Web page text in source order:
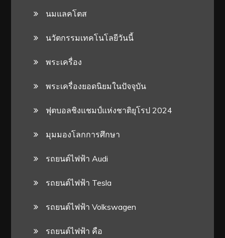
นมแลคโตส
นวัตกรรมเทคโนโลยีวันนี้
พระเครื่อง
พระเครื่องยอดนิยมในปัจจุบัน
ฟุตบอลชิงแชมป์แห่งชาติยุโรป 2024
มุมมองโลกการศึกษา
รถยนต์ไฟฟ้า Audi
รถยนต์ไฟฟ้า Tesla
รถยนต์ไฟฟ้า Volkswagen
รถยนต์ไฟฟ้า คือ